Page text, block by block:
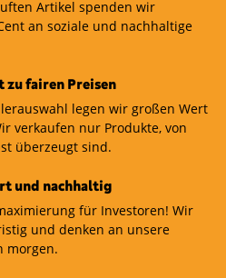
Artikel spenden wir
an soziale und nachhaltige
zu fairen Preisen
legen wir großen Wert
verkaufen nur Produkte, von
überzeugt sind.
und nachhaltig
für Investoren! Wir
und denken an unsere
morgen.